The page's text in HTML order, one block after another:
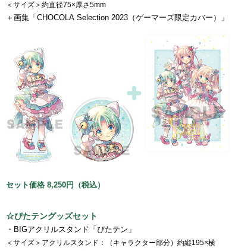
＜サイズ＞約直径75×厚さ5mm
＋画集「CHOCOLA Selection 2023（ゲーマーズ限定カバー）」
セット価格 8,250円（税込）
☆ぴたテングッズセット
・BIGアクリルスタンド「ぴたテン」
＜サイズ＞アクリルスタンド：（キャラクター部分）約縦195×横